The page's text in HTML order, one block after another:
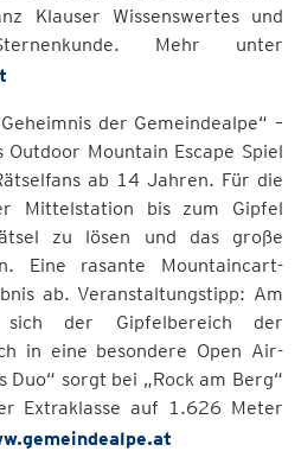
Klauser Wissenswertes und
Mehr unter
der Gemeindealpe“ –
Mountain Escape Spiel
ab 14 Jahren. Für die
Mittelstation bis zum Gipfel
zu lösen und das große
Eine rasante Mountaincart-
ab. Veranstaltungstipp: Am
der Gipfelbereich der
in eine besondere Open Air-
Duo“ sorgt bei „Rock am Berg“
Extraklasse auf 1.626 Meter